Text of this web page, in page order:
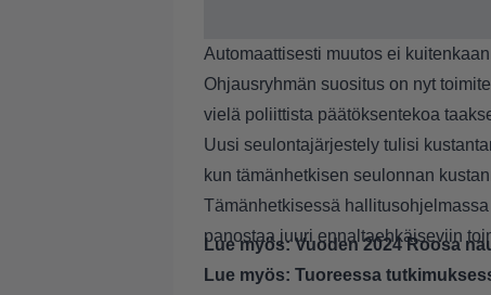
Automaattisesti muutos ei
Ohjausryhmän suositus on nyt
vielä poliittista päätöksentekoa
Uusi seulontajärjestely tulisi
kun tämänhetkisen seulonnan
Tämänhetkisessä
panostaa juuri ennaltaehkäiseviin
Lue myös:Vuoden 2024 Roosa
Lue myös: Tuoreessa